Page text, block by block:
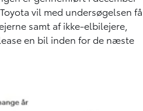
vil med undersøgelsen få
samt af ikke-elbilejere,
en bil inden for de næste